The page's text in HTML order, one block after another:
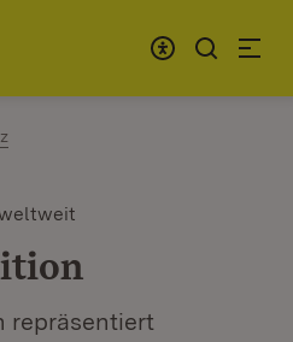
repräsentiert